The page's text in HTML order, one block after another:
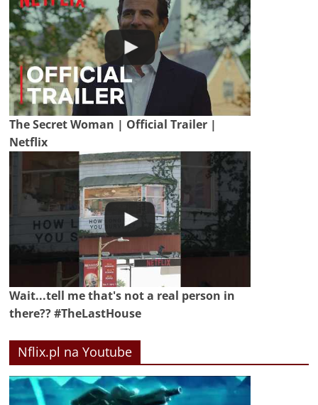
The Secret Woman | Official Trailer |
Netflix
Wait...tell me that's not a real person in
there?? #TheLastHouse
Nflix.pl na Youtube